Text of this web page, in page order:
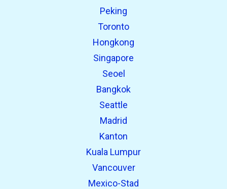
Peking
Toronto
Hongkong
Singapore
Seoel
Bangkok
Seattle
Madrid
Kanton
Kuala Lumpur
Vancouver
Mexico-Stad